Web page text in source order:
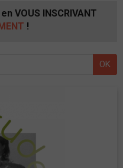
en VOUS INSCRIVANT
!
OK